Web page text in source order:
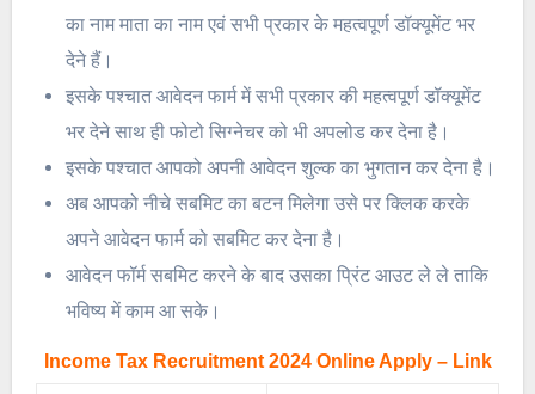
का नाम माता का नाम एवं सभी प्रकार के महत्वपूर्ण डॉक्यूमेंट भर
देने हैं।
इसके पश्चात आवेदन फार्म में सभी प्रकार की महत्वपूर्ण डॉक्यूमेंट
भर देने साथ ही फोटो सिग्नेचर को भी अपलोड कर देना है।
इसके पश्चात आपको अपनी आवेदन शुल्क का भुगतान कर देना है।
अब आपको नीचे सबमिट का बटन मिलेगा उसे पर क्लिक करके
अपने आवेदन फार्म को सबमिट कर देना है।
आवेदन फॉर्म सबमिट करने के बाद उसका प्रिंट आउट ले ले ताकि
भविष्य में काम आ सके।
Income Tax Recruitment 2024 Online Apply – Link